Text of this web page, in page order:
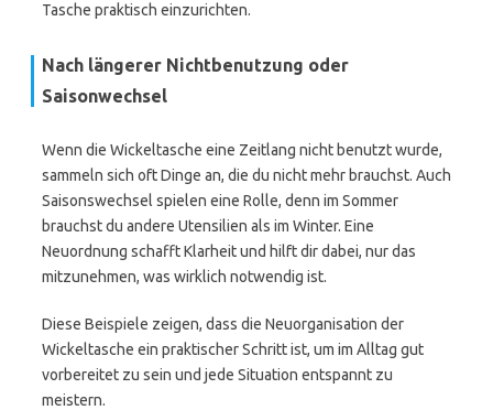
Tasche praktisch einzurichten.
Nach längerer Nichtbenutzung oder
Saisonwechsel
Wenn die Wickeltasche eine Zeitlang nicht benutzt wurde,
sammeln sich oft Dinge an, die du nicht mehr brauchst. Auch
Saisonswechsel spielen eine Rolle, denn im Sommer
brauchst du andere Utensilien als im Winter. Eine
Neuordnung schafft Klarheit und hilft dir dabei, nur das
mitzunehmen, was wirklich notwendig ist.
Diese Beispiele zeigen, dass die Neuorganisation der
Wickeltasche ein praktischer Schritt ist, um im Alltag gut
vorbereitet zu sein und jede Situation entspannt zu
meistern.